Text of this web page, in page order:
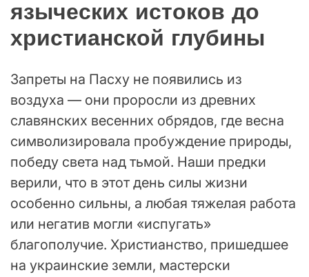
языческих истоков до
христианской глубины
Запреты на Пасху не появились из
воздуха — они проросли из древних
славянских весенних обрядов, где весна
символизировала пробуждение природы,
победу света над тьмой. Наши предки
верили, что в этот день силы жизни
особенно сильны, а любая тяжелая работа
или негатив могли «испугать»
благополучие. Христианство, пришедшее
на украинские земли, мастерски